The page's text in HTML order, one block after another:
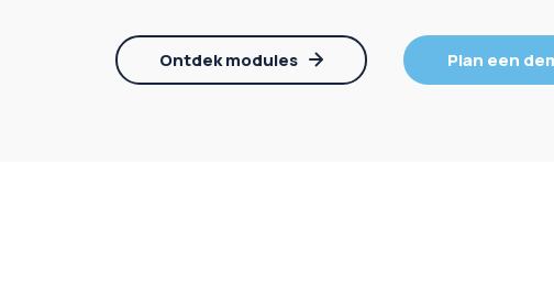
Ontdek modules Plan een